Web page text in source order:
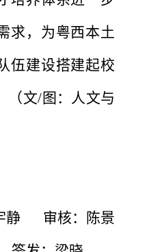
求，为粤西本土
伍建设搭建起校
（文/图：人文与
审核：陈景